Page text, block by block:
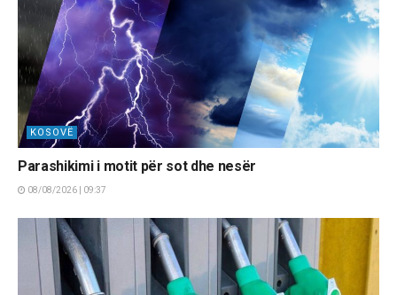
KOSOVË
Parashikimi i motit për sot dhe nesër
08/08/2026 | 09:37